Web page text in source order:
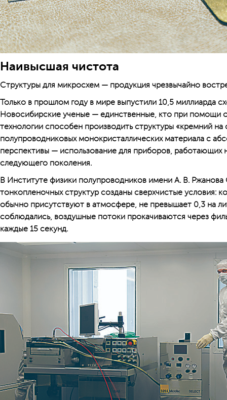
Наивысшая чистота
Структуры для микросхем — продукция чрезвычайно
Только в прошлом году в мире выпустили 10,5 миллиарда
Новосибирские ученые — единственные, кто при помощи
технологии способен производить структуры «кремний на
полупроводниковых монокристаллических материала с
перспективы — использование для приборов, работающих
следующего поколения.
В Институте физики полупроводников имени А. В.
тонкопленочных структур созданы сверхчистые условия:
обычно присутствуют в атмосфере, не превышает 0,3 на
соблюдались, воздушные потоки прокачиваются через
каждые 15 секунд.